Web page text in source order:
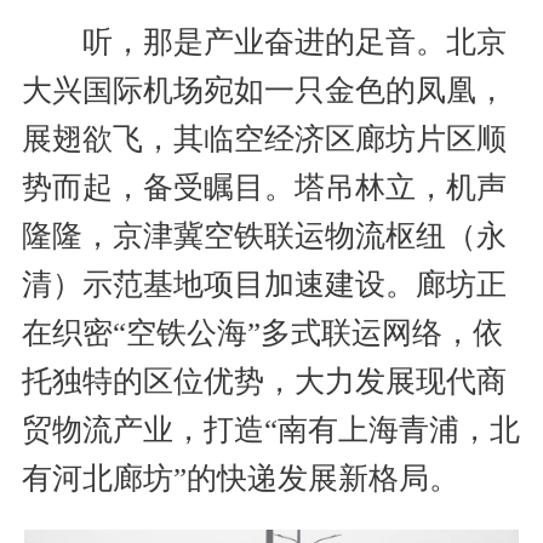
听，那是产业奋进的足音。北京
大兴国际机场宛如一只金色的凤凰，
展翅欲飞，其临空经济区廊坊片区顺
势而起，备受瞩目。塔吊林立，机声
隆隆，京津冀空铁联运物流枢纽（永
清）示范基地项目加速建设。廊坊正
在织密“空铁公海”多式联运网络，依
托独特的区位优势，大力发展现代商
贸物流产业，打造“南有上海青浦，北
有河北廊坊”的快递发展新格局。